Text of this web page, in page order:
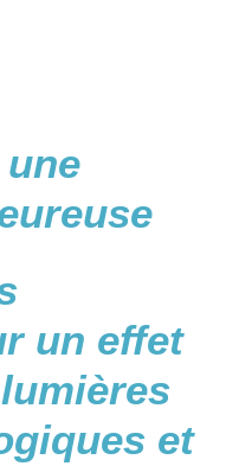
un effet
et